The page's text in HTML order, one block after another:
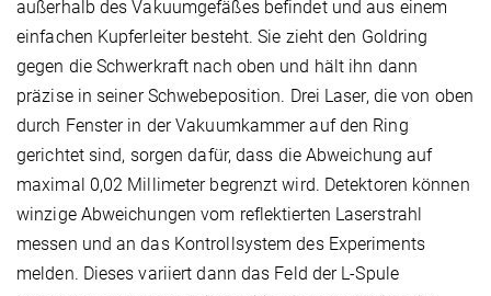
außerhalb des Vakuumgefäßes befindet und aus einem
einfachen Kupferleiter besteht. Sie zieht den Goldring
gegen die Schwerkraft nach oben und hält ihn dann
präzise in seiner Schwebeposition. Drei Laser, die von oben
durch Fenster in der Vakuumkammer auf den Ring
gerichtet sind, sorgen dafür, dass die Abweichung auf
maximal 0,02 Millimeter begrenzt wird. Detektoren können
winzige Abweichungen vom reflektierten Laserstrahl
messen und an das Kontrollsystem des Experiments
melden. Dieses variiert dann das Feld der L-Spule